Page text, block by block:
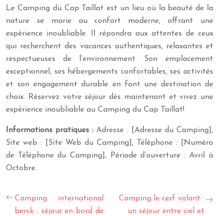
Le Camping du Cap Taillat est un lieu où la beauté de la
nature se marie au confort moderne, offrant une
expérience inoubliable. Il répondra aux attentes de ceux
qui recherchent des vacances authentiques, relaxantes et
respectueuses de l’environnement. Son emplacement
exceptionnel, ses hébergements confortables, ses activités
et son engagement durable en font une destination de
choix. Réservez votre séjour dès maintenant et vivez une
expérience inoubliable au Camping du Cap Taillat!
Informations pratiques :Adresse : [Adresse du Camping],
Site web : [Site Web du Camping], Téléphone : [Numéro
de Téléphone du Camping], Période d’ouverture : Avril à
Octobre.
Camping international
berck : séjour en bord de
Camping le cerf volant :
un séjour entre ciel et